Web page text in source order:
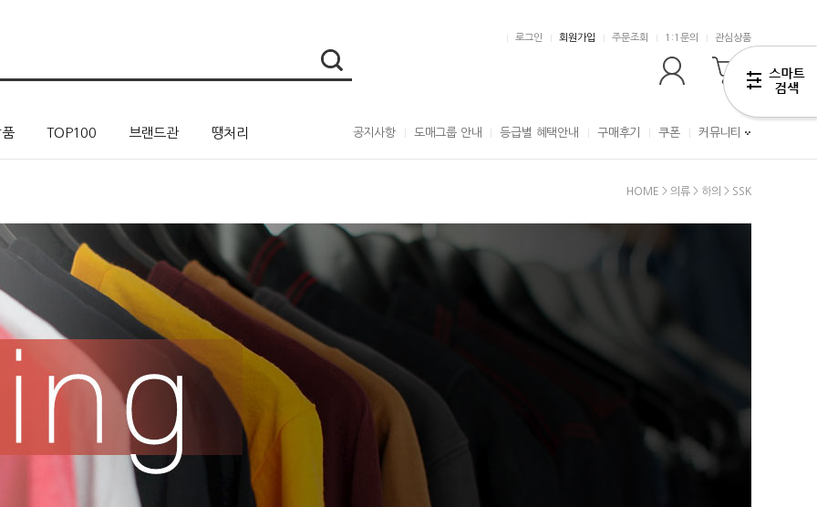
로그인 회원가입 주문조회 1:1문의 관심상품
TOP100 브랜드관 땡처리 공지사항 도매그룹 안내 등급별 혜택안내 구매후기 쿠폰 커뮤니티
HOME > 의류 > 하의 > SSK